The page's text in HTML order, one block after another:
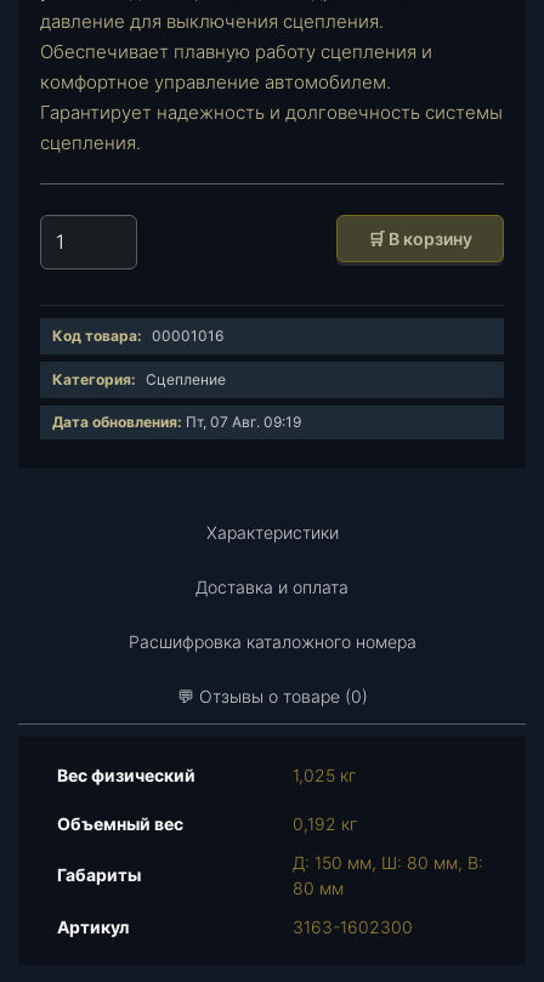
давление для выключения сцепления.
Обеспечивает плавную работу сцепления и
комфортное управление автомобилем.
Гарантирует надежность и долговечность системы
сцепления.
и
е
с
л
🛒 В корзину
Код товара: 00001016
Категория: Сцепление
Дата обновления: Пт, 07 Авг. 09:19
Характеристики
Доставка и оплата
Расшифровка каталожного номера
💬 Отзывы о товаре (0)
Вес физический 1,025 кг
Объемный вес 0,192 кг
Габариты
Д: 150 мм, Ш: 80 мм, В:
80 мм
Артикул
3163-1602300